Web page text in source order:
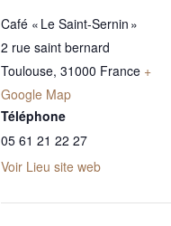
Café « Le Saint-Sernin »
2 rue saint bernard
Toulouse, 31000 France +
Google Map
Téléphone
05 61 21 22 27
Voir Lieu site web